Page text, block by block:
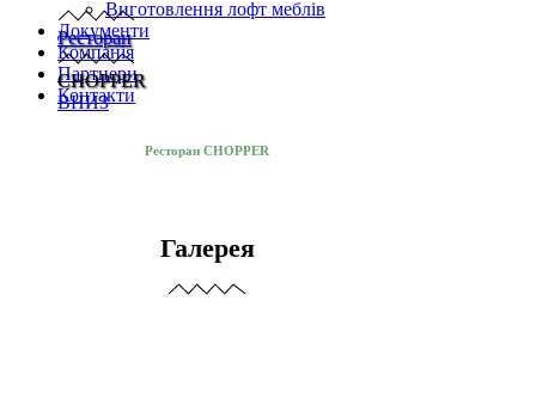
Виготовлення лофт меблів
Документи
Компанія
Партнери
Контакти
Ресторан
CHOPPER
ВНИЗ
Ресторан CHOPPER
Галерея